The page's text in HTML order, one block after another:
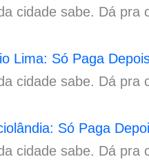
cidade sabe. Dá
Lima: Só Paga
cidade sabe. Dá
Só Paga
cidade sabe. Dá